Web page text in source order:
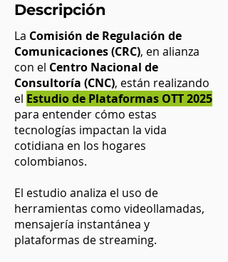
Descripción
La Comisión de Regulación de
Comunicaciones (CRC), en alianza
con el Centro Nacional de
Consultoría (CNC), están realizando
el Estudio de Plataformas OTT 2025
para entender cómo estas
tecnologías impactan la vida
cotidiana en los hogares
colombianos.
El estudio analiza el uso de
herramientas como videollamadas,
mensajería instantánea y
plataformas de streaming.